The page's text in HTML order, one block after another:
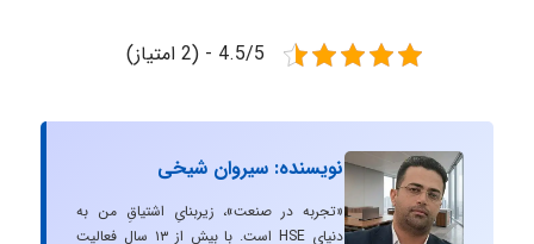
4.5/5 - (2 امتیاز)
نویسنده: سیروان شیخی
«تجربه در صنعت»، زیربنایِ اشتیاقِ من به
دنیایِ HSE است. با بیش از ۱۳ سال فعالیت